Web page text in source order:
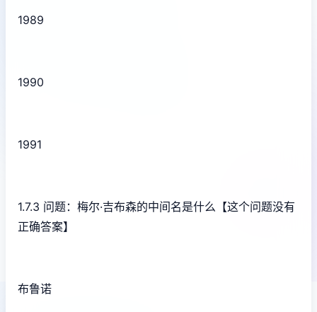
1989
1990
1991
1.7.3 问题：梅尔·吉布森的中间名是什么【这个问题没有
正确答案】
布鲁诺